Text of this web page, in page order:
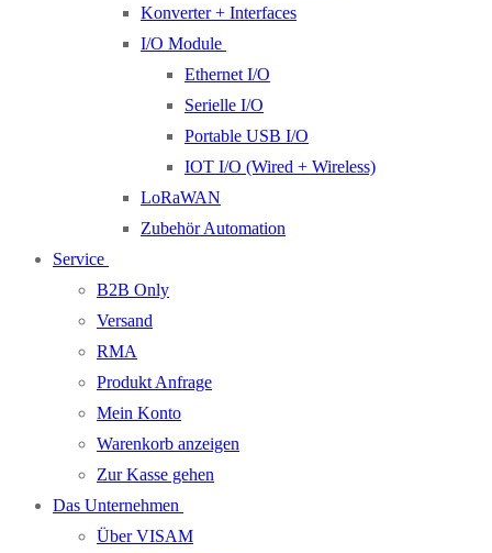
Konverter + Interfaces
I/O Module
Ethernet I/O
Serielle I/O
Portable USB I/O
IOT I/O (Wired + Wireless)
LoRaWAN
Zubehör Automation
Service
B2B Only
Versand
RMA
Produkt Anfrage
Mein Konto
Warenkorb anzeigen
Zur Kasse gehen
Das Unternehmen
Über VISAM